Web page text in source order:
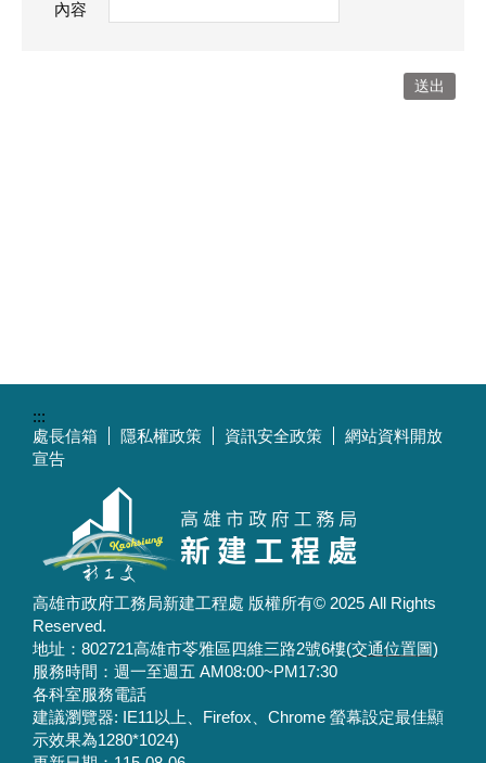
內容
:::
處長信箱
隱私權政策 資訊安全政策
網站資料開放
宣告
高雄市政府工務局新建工程處 版權所有© 2025 All Rights
Reserved.
地址：802721高雄市苓雅區四維三路2號6樓(交通位置圖)
服務時間：週一至週五 AM08:00~PM17:30
各科室服務電話
建議瀏覽器: IE11以上、Firefox、Chrome 螢幕設定最佳顯
示效果為1280*1024)